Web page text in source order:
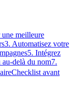
une meilleure
3. Automatisez votre
5. Intégrez
au-delà du nom7.
Checklist avant